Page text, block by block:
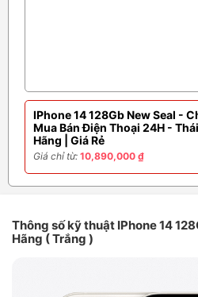
IPhone 14 128Gb New Seal -
Mua Bán Điện Thoại 24H -
Hãng | Giá Rẻ
Giá chỉ từ: 10,890,000 ₫
Thông số kỹ thuật IPhone 14
Hãng ( Trắng )